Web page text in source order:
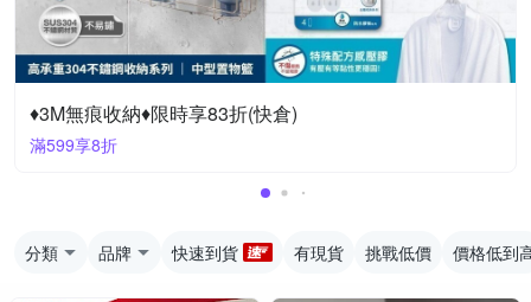
♦3M無痕收納♦限時享83折(快倉)
滿599享8折
分類 品牌 快速到貨 有現貨 挑戰低價 價格低到